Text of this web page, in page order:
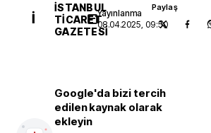
İ
İSTANBUL
TICARET
GAZETESI
Yayınlanma
08.04.2025, 09:50
Paylaş
Google'da bizi tercih
edilen kaynak olarak
ekleyin